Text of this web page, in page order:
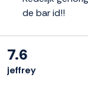
de bar id!!
7.6
jeffrey